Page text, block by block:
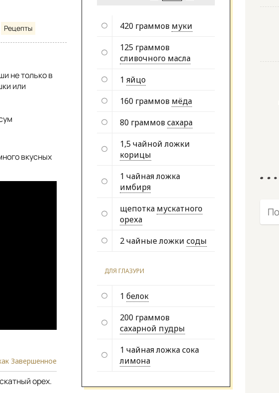
Рецепты
не только в
или
вкусных
Завершенное
орех.
420 граммов муки
125 граммов
сливочного масла
1 яйцо
160 граммов мёда
80 граммовсахара
1,5 чайной ложки
корицы
1 чайная ложка
имбиря
щепотка мускатного
ореха
2 чайные ложки соды
ДЛЯ ГЛАЗУРИ
1 белок
200 граммов
сахарной пудры
1 чайная ложка сока
лимона